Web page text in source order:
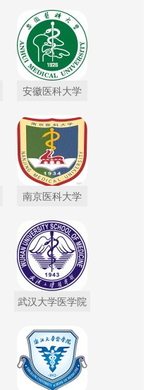
安徽医科大学
南京医科大学
武汉大学医学院